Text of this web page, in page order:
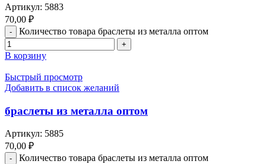
Артикул: 5883
70,00 ₽
Количество товара браслеты из металла оптом
В корзину
Быстрый просмотр
Добавить в список желаний
браслеты из металла оптом
Артикул: 5885
70,00 ₽
Количество товара браслеты из металла оптом